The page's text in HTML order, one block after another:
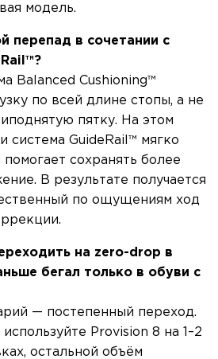
модель.
перепад в сочетании с
Balanced Cushioning™
по всей длине стопы, а не
пятку. На этом
система GuideRail™ мягко
сохранять более
В результате получается
по ощущениям ход
на zero-drop в
бегал только в обуви с
— постепенный переход.
Provision 8 на 1–2
остальной объём